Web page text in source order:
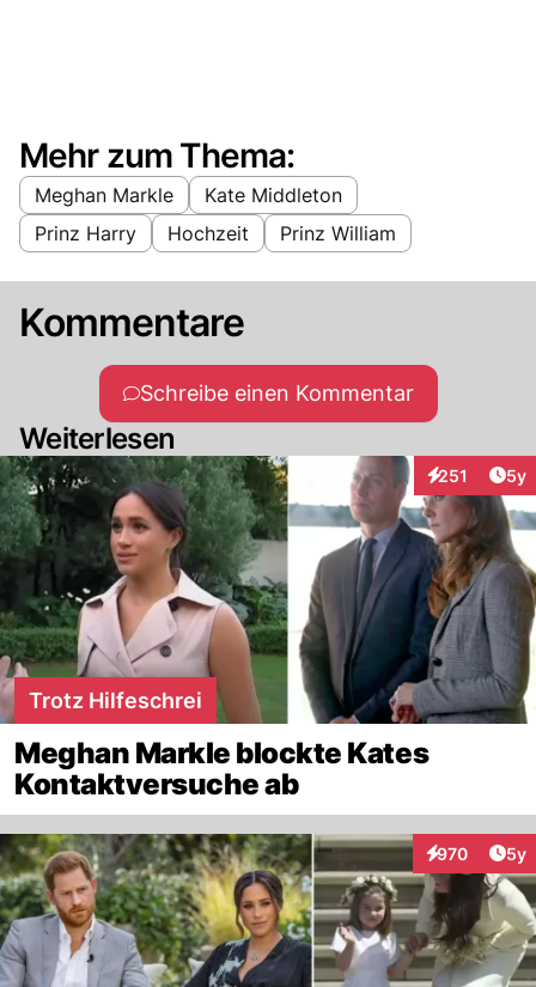
Mehr zum Thema:
Meghan Markle
Kate Middleton
Prinz Harry
Hochzeit Prinz William
Kommentare
Schreibe einen Kommentar
Weiterlesen
251
Interaktionen
5y
Trotz Hilfeschrei
Meghan Markle blockte Kates
Kontaktversuche ab
970
Interaktionen
5y